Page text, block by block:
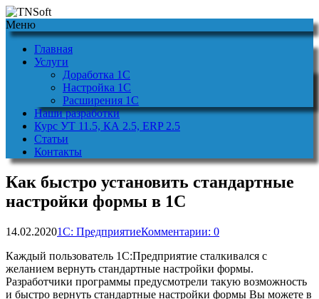
Меню
Главная
Услуги
Доработка 1С
Настройка 1С
Расширения 1С
Наши разработки
Курс УТ 11.5, КА 2.5, ERP 2.5
Статьи
Контакты
Как быстро установить стандартные
настройки формы в 1С
14.02.20201С: ПредприятиеКомментарии: 0
Каждый пользователь 1С:Предприятие сталкивался с
желанием вернуть стандартные настройки формы.
Разработчики программы предусмотрели такую возможность
и быстро вернуть стандартные настройки формы Вы можете в